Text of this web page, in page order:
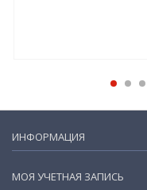
ИНФОРМАЦИЯ
МОЯ УЧЕТНАЯ ЗАПИСЬ